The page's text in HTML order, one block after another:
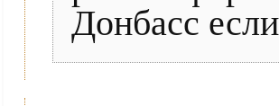
Донбасс